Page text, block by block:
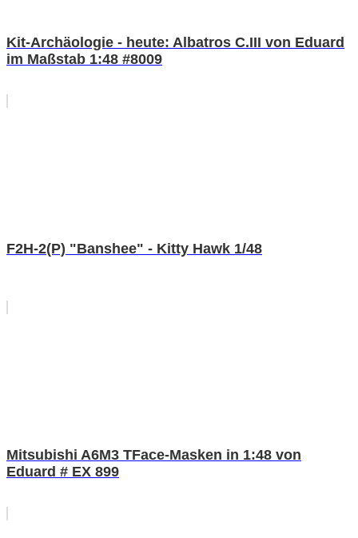
Kit-Archäologie - heute: Albatros C.III von Eduard
im Maßstab 1:48 #8009
F2H-2(P) "Banshee" - Kitty Hawk 1/48
Mitsubishi A6M3 TFace-Masken in 1:48 von
Eduard # EX 899